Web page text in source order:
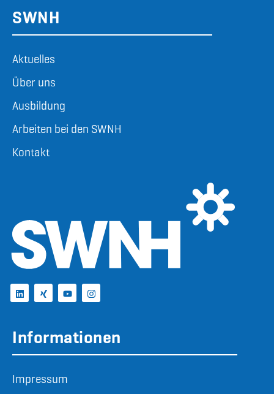
SWNH
Aktuelles
Über uns
Ausbildung
Arbeiten bei den SWNH
Kontakt
Informationen
Impressum